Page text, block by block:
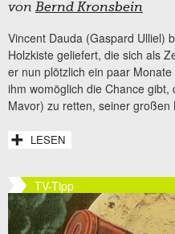
von Bernd Kronsbein
Vincent Dauda (Gaspard Ulliel)
Holzkiste geliefert, die sich als
er nun plötzlich ein paar
ihm womöglich die Chance
Mavor) zu retten, seiner großen
LESEN
TV-Tipp